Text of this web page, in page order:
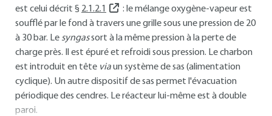
est celui décrit § 2.1.2.1
: le mélange oxygène-vapeur est
soufflé par le fond à travers une grille sous une pression de 20
à 30 bar. Le syngassort à la même pression à la perte de
charge près. Il est épuré et refroidi sous pression. Le charbon
est introduit en tête viaun système de sas (alimentation
cyclique). Un autre dispositif de sas permet l'évacuation
périodique des cendres. Le réacteur lui-même est à double
paroi.